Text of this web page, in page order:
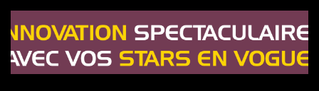
Skip
content